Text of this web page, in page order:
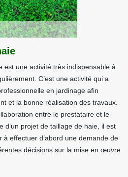
est une activité très indispensable à
C’est une activité qui a
en jardinage afin
et la bonne réalisation des travaux.
entre le prestataire et le
projet de taillage de haie, il est
à effectuer d’abord une demande de
décisions sur la mise en œuvre